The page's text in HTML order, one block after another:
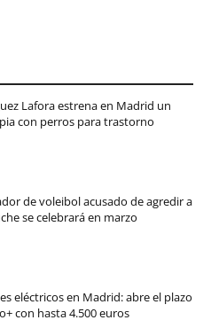
Lafora estrena en Madrid un
con perros para trastorno
de voleibol acusado de agredir a
se celebrará en marzo
eléctricos en Madrid: abre el plazo
con hasta 4.500 euros